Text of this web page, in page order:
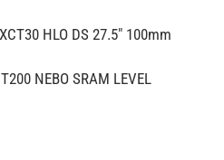
HLO DS 27.5″ 100mm
NEBO SRAM LEVEL